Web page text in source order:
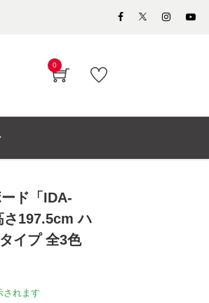
0
ド「IDA-
さ197.5cm ハ
イプ 全3色
されます